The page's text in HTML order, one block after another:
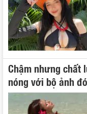
Chậm nhưng chất
nóng với bộ ảnh